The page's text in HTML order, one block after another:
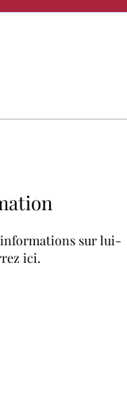
informations sur lui-
ici.